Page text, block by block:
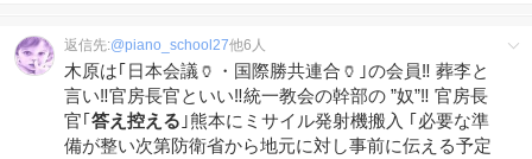
返信先:@piano_school27他6 人
木原は｢日本会議🏺・国際勝共連合🏺｣の会員‼ 葬李と
言い‼官房長官といい‼統一教会の幹部の ”奴”‼ 官房長
官｢答え控える ｣熊本にミサイル発射機搬入 ｢必要な準
備が整い次第防衛省から地元に対し事前に伝える予定